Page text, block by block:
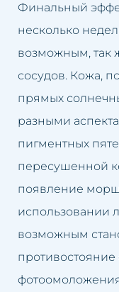
Финальный
несколько
возможным, так
сосудов. Кожа,
прямых
разными
пигментных
пересушенной
появление
использовании
возможным